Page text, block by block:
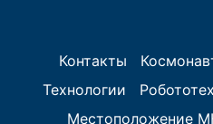
Контакты
Технологии
Местоположение